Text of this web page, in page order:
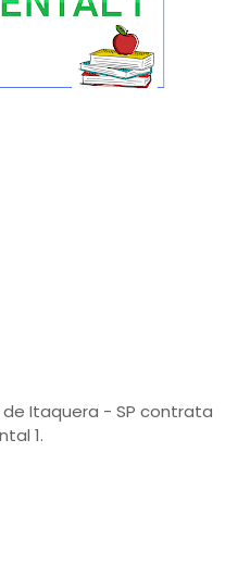
Itaquera - SP contrata
1.